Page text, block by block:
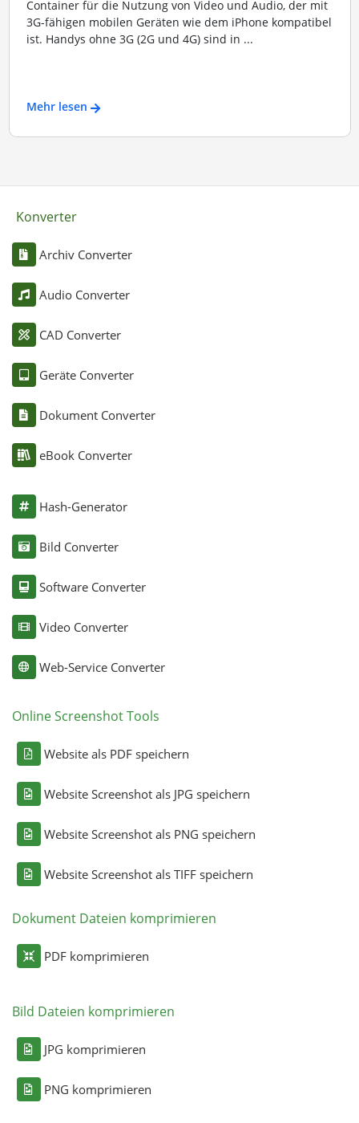
Container für die Nutzung von Video und Audio, der mit
3G-fähigen mobilen Geräten wie dem iPhone kompatibel
ist. Handys ohne 3G (2G und 4G) sind in ...
Mehr lesen
Konverter
Archiv Converter
Audio Converter
CAD Converter
Geräte Converter
Dokument Converter
eBook Converter
Hash-Generator
Bild Converter
Software Converter
Video Converter
Web-Service Converter
Online Screenshot Tools
Website als PDF speichern
Website Screenshot als JPG speichern
Website Screenshot als PNG speichern
Website Screenshot als TIFF speichern
Dokument Dateien komprimieren
PDF komprimieren
Bild Dateien komprimieren
JPG komprimieren
PNG komprimieren